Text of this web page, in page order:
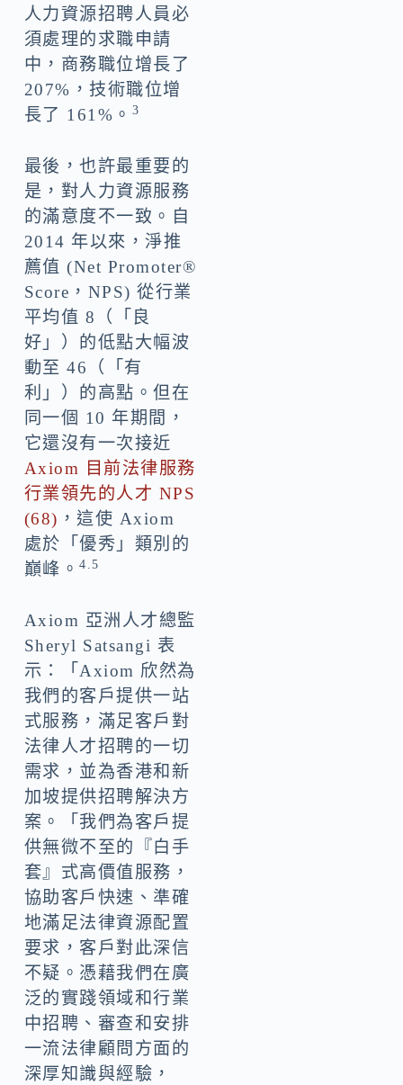
人力資源招聘人員必
須處理的求職申請
中，商務職位增長了
207%，技術職位增
長了 161%。 3
最後，也許最重要的
是，對人力資源服務
的滿意度不一致。自
2014 年以來，淨推
薦值 (Net Promoter®
Score，NPS) 從行業
平均值 8（「良
好」）的低點大幅波
動至 46（「有
利」）的高點。但在
同一個 10 年期間，
它還沒有一次接近
Axiom 目前法律服務
行業領先的人才 NPS
(68) ，這使 Axiom
處於「優秀」類別的
巔峰。4.5
Axiom 亞洲人才總監
Sheryl Satsangi 表
示：「Axiom 欣然為
我們的客戶提供一站
式服務，滿足客戶對
法律人才招聘的一切
需求，並為香港和新
加坡提供招聘解決方
案。「我們為客戶提
供無微不至的『白手
套』式高價值服務，
協助客戶快速、準確
地滿足法律資源配置
要求，客戶對此深信
不疑。憑藉我們在廣
泛的實踐領域和行業
中招聘、審查和安排
一流法律顧問方面的
深厚知識與經驗，